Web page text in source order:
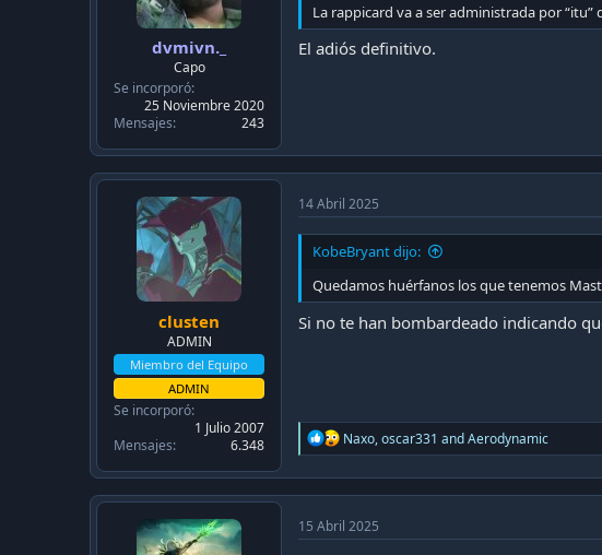
dvmivn._
Capo
Se incorporó
25 Noviembre 2020
Mensajes
243
La rappicard va a ser administrada por “itu”
El adiós definitivo.
clusten
ADMIN
Miembro del Equipo
ADMIN
Se incorporó
1 Julio 2007
Mensajes
6.348
14 Abril 2025
KobeBryant dijo:
Quedamos huérfanos los que tenemos
Si no te han bombardeado indicando
R
e
i
o
Naxo,oscar331 andAerodynamic
15 Abril 2025